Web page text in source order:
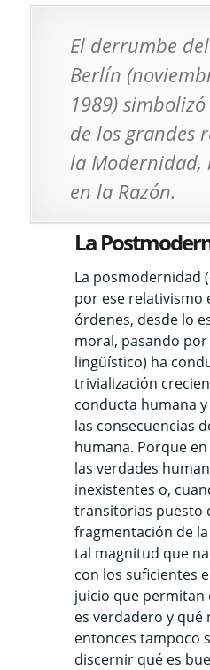
El derrumbe
Berlín
1989)
de los grandes
la Modernidad,
en la Razón.
La
La posmodernidad
por ese relativismo
órdenes, desde lo
moral, pasando por
lingüístico) ha
trivialización
conducta humana
las consecuencias
humana. Porque
las verdades
inexistentes o,
transitorias puesto
fragmentación de
tal magnitud que
con los suficientes
juicio que permitan
es verdadero y qué
entonces tampoco
discernir qué es